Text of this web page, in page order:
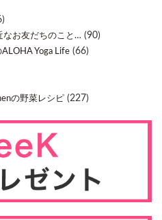
なお友だちのこと… (90)
Yoga Life (66)
の野菜レシピ (227)